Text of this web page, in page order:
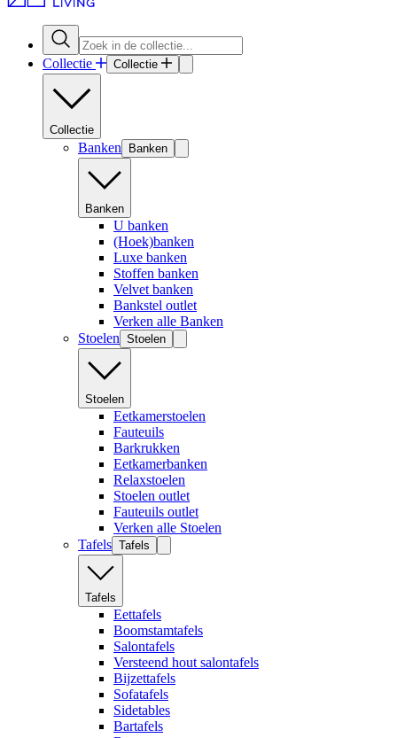
Collectie Collectie
Collectie
Banken Banken
Banken
U banken
(Hoek)banken
Luxe banken
Stoffen banken
Velvet banken
Bankstel outlet
Verken alle Banken
Stoelen Stoelen
Stoelen
Eetkamerstoelen
Fauteuils
Barkrukken
Eetkamerbanken
Relaxstoelen
Stoelen outlet
Fauteuils outlet
Verken alle Stoelen
Tafels Tafels
Tafels
Eettafels
Boomstamtafels
Salontafels
Versteend hout salontafels
Bijzettafels
Sofatafels
Sidetables
Bartafels